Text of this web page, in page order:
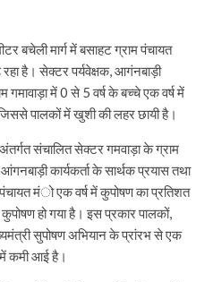
बचेली मार्ग में बसाहट ग्राम पंचायत
है। सेक्टर पर्यवेक्षक, आगंनबाड़ी
गमावाड़ा में 0 से 5 वर्ष के बच्चे एक वर्ष में
पालकों में खुशी की लहर छायी है।
संचालित सेक्टर गमवाड़ा के ग्राम
कार्यकर्ता के सार्थक प्रयास तथा
मंो एक वर्ष में कुपोषण का प्रतिशत
हो गया है। इस प्रकार पालकों,
सुपोषण अभियान के प्रांरभ से एक
कमी आई है।